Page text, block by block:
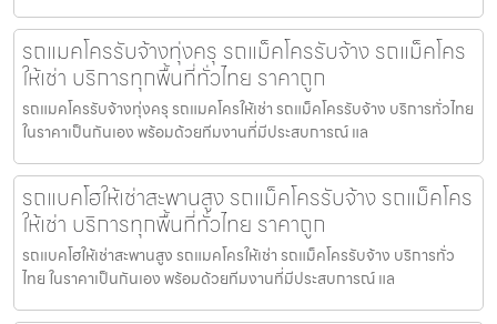
รถแมคโครรับจ้างทุ่งครุ รถแม็คโครรับจ้าง รถแม็คโคร
ให้เช่า บริการทุกพื้นที่ทั่วไทย ราคาถูก
รถแมคโครรับจ้างทุ่งครุ รถแมคโครให้เช่า รถแม็คโครรับจ้าง บริการทั่วไทย
ในราคาเป็นกันเอง พร้อมด้วยทีมงานที่มีประสบการณ์ แล
รถแบคโฮให้เช่าสะพานสูง รถแม็คโครรับจ้าง รถแม็คโคร
ให้เช่า บริการทุกพื้นที่ทั่วไทย ราคาถูก
รถแบคโฮให้เช่าสะพานสูง รถแมคโครให้เช่า รถแม็คโครรับจ้าง บริการทั่ว
ไทย ในราคาเป็นกันเอง พร้อมด้วยทีมงานที่มีประสบการณ์ แล